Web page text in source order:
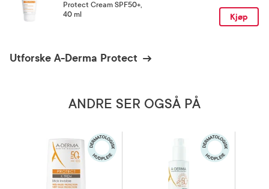
Protect Cream SPF50+
40 ml
Kjøp
Utforske A-Derma Protect
ANDRE SER OGSÅ PÅ